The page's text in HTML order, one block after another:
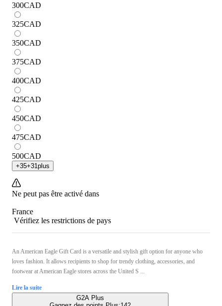
300CAD
325CAD
350CAD
375CAD
400CAD
425CAD
450CAD
475CAD
500CAD
+35+31 plus
Ne peut pas être activé dans
France
Vérifiez les restrictions de pays
An American Eagle Gift Card is a versatile and stylish gift option for anyone who
loves fashion. It allows recipients to shop for trendy clothing, accessories, and
footwear at American Eagle stores across the United S ...
Lire la suite
G2A Plus